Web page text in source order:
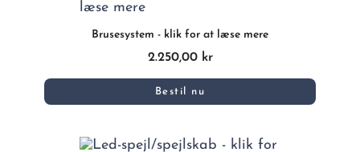
Brusesystem - klik for at læse mere
2.250,00 kr
Bestil nu